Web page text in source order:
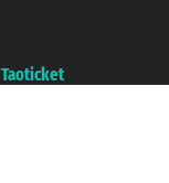
Taoticket